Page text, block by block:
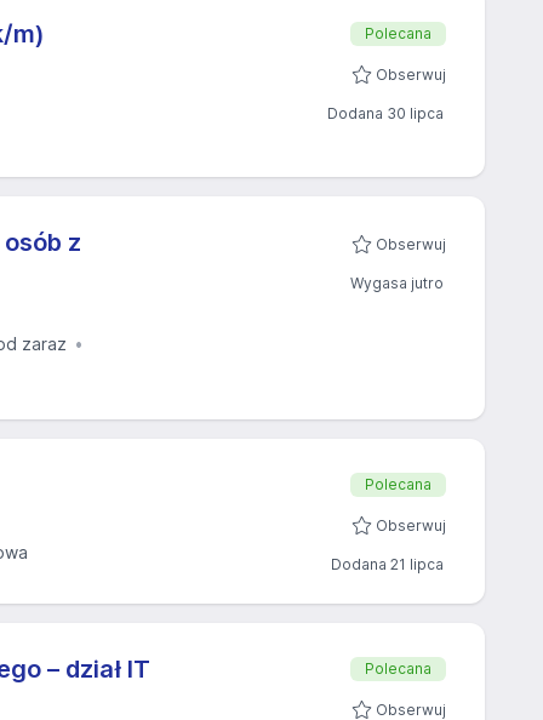
m) Polecana
Obserwuj
Dodana 30 lipca
z
zaraz
Obserwuj
Wygasa jutro
Polecana
Obserwuj
Dodana 21 lipca
– dział IT Polecana
Obserwuj